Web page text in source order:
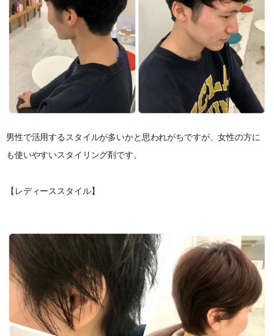
男性で活用するスタイルが多いかと思われがちですが、女性の方に
も使いやすいスタイリング剤です。
【レディーススタイル】